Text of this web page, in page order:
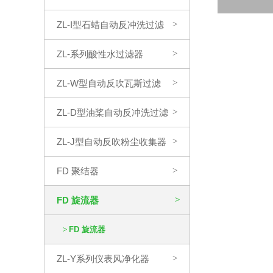
ZL-I型石蜡自动反冲洗过滤
器
>
ZL-系列酸性水过滤器 >
ZL-W型自动反吹瓦斯过滤
器
>
ZL-D型油桨自动反冲洗过滤
器
>
ZL-J型自动反吹粉尘收集器 >
FD 聚结器 >
FD 旋流器 >
> FD 旋流器
ZL-Y系列仪表风净化器 >